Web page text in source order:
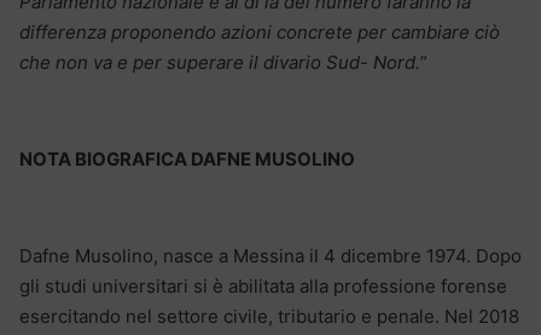
differenza proponendo azioni concrete per cambiare ciò
che non va e per superare il divario Sud- Nord.”
NOTA BIOGRAFICA DAFNE MUSOLINO
Dafne Musolino, nasce a Messina il 4 dicembre 1974. Dopo
gli studi universitari si è abilitata alla professione forense
esercitando nel settore civile, tributario e penale. Nel 2018